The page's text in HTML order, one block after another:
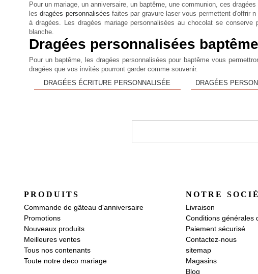
Pour un mariage, un anniversaire, un baptême, une communion, ces
lesdragées personnalisées faites par gravure laser vous permettent d'offrir
à dragées. Les dragées mariage personnalisées au chocolat se conserve
blanche.
Dragées personnalisées baptême
Pour un baptême, les dragées personnalisées pour baptême vous
dragées que vos invités pourront garder comme souvenir.
DRAGÉES ÉCRITURE PERSONNALISÉE
DRAGÉES
PRODUITS
Commande de gâteau d'anniversaire
Promotions
Nouveaux produits
Meilleures ventes
Tous nos contenants
Toute notre deco mariage
NOTRE
Livraison
Conditions générales
Paiement sécurisé
Contactez-nous
sitemap
Magasins
Blog